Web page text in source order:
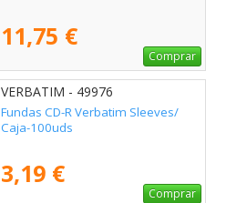
11,75 €
Comprar
VERBATIM - 49976
Fundas CD-R Verbatim Sleeves/
Caja-100uds
3,19 €
Comprar